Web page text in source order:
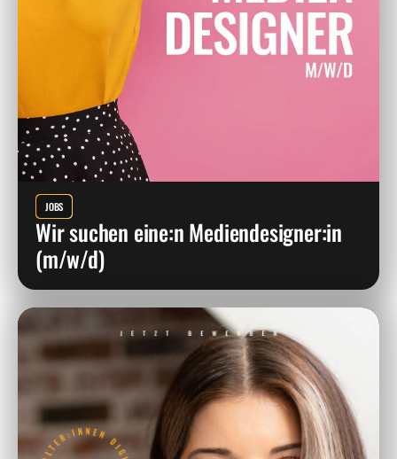
JOBS
Wir suchen eine:n Mediendesigner:in
(m/w/d)